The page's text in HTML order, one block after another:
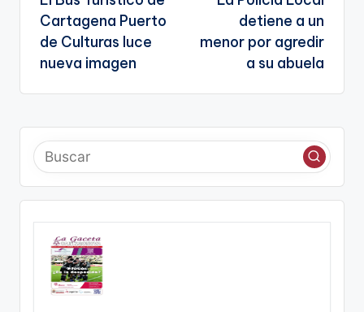
a
te
de
entradas
Cartagena Puerto
de Culturas luce
nueva imagen
detiene a un
menor por agredir
a su abuela